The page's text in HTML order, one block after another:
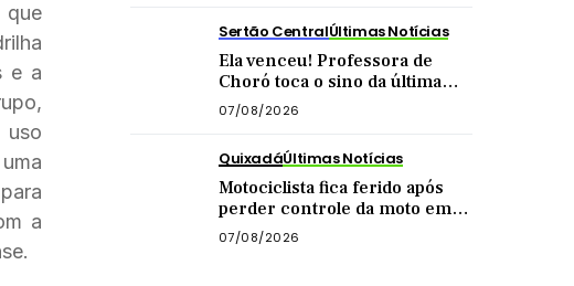
e a
uso
a
Sertão CentralÚltimas Notícias
Ela venceu! Professora de
Choró toca o sino da última
quimioterapia e é recebida
com carreata
07/08/2026
QuixadáÚltimas Notícias
Motociclista fica ferido após
perder controle da moto em
curva na zona rural de
Quixadá
07/08/2026